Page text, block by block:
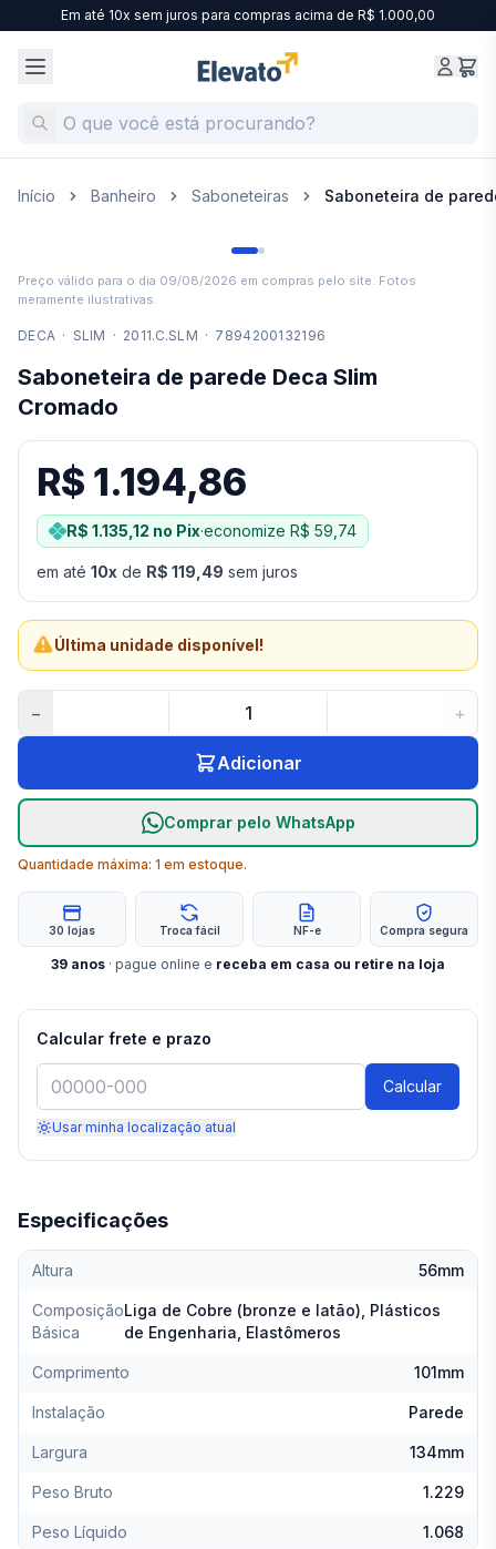
Em até 10x sem juros para compras acima de R$ 1.000,00
Início Banheiro Saboneteiras Saboneteira de
Preço válido para o dia 09/08/2026 em compras pelo site. Fotos
meramente ilustrativas.
Especificações
Altura 56mm
Composição
Básica
Liga de Cobre (bronze e latão), Plásticos
de Engenharia, Elastômeros
Comprimento 101mm
Instalação Parede
Largura 134mm
Peso Bruto 1.229
Peso Líquido 1.068
DECA · SLIM · 2011.C.SLM · 7894200132196
Saboneteira de parede Deca Slim
Cromado
R$ 1.194,86
R$ 1.135,12 no Pix·economize R$ 59,74
em até 10x de R$ 119,49 sem juros
Última unidade disponível!
− +
Adicionar
Comprar pelo WhatsApp
Quantidade máxima: 1 em estoque.
30 lojas Troca fácil NF-e Compra segura
39 anos · pague online e receba em casa ou retire na loja
Calcular frete e prazo
Calcular
Usar minha localização atual